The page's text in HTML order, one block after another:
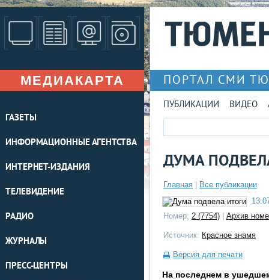
МЕДИАКАРТА
ГАЗЕТЫ
ИНФОРМАЦИОННЫЕ АГЕНТСТВА
ИНТЕРНЕТ-ИЗДАНИЯ
ТЕЛЕВИДЕНИЕ
РАДИО
ЖУРНАЛЫ
ПРЕСС-ЦЕНТРЫ
ПОРТАЛ СМИ
ПУБЛИКАЦИИ ВИДЕО
ДУМА
Главная
Все публикации
Номер: 2 (7754) Архив
Источник: Красное знамя
Версия для печати
На последнем в